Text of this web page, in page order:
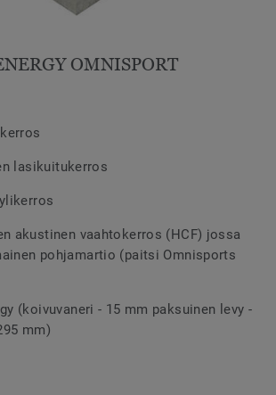
OMNISPORT
lasikuitukerros
akustinen vaahtokerros (HCF) jossa
pohjamartio (paitsi Omnisports
(koivuvaneri - 15 mm paksuinen levy -
mm)